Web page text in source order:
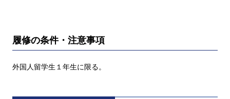
履修の条件・注意事項
外国人留学生１年生に限る。